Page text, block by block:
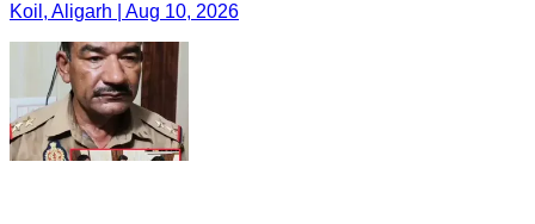
Koil, Aligarh | Aug 10, 2026